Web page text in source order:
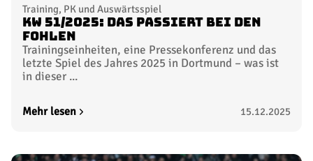
Training, PK und Auswärtsspiel
KW 51/2025: Das passiert bei den
Fohlen
Trainingseinheiten, eine Pressekonferenz und das
letzte Spiel des Jahres 2025 in Dortmund – was ist
in dieser ...
Mehr lesen 15.12.2025